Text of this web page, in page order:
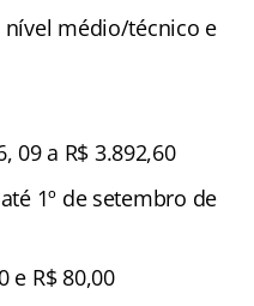
médio/técnico e
09 a R$ 3.892,60
1º de setembro de
e R$ 80,00